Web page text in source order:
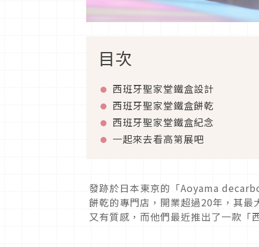
目次
西班牙聖家堂鐵盒設計
西班牙聖家堂鐵盒餅乾
西班牙聖家堂鐵盒紀念
一起來去看高第展吧
發跡於日本東京的「Aoyama
餅乾的專門店，開業超過20年，其
又有質感，而他們最近推出了一款「